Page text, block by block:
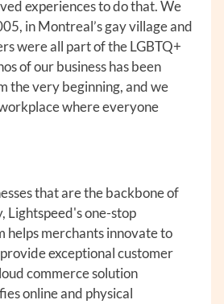
experiences to do that. We
in Montreal’s gay village and
were all part of the LGBTQ+
of our business has been
the very beginning, and we
where everyone
that are the backbone of
Lightspeed's one-stop
helps merchants innovate to
exceptional customer
commerce solution
online and physical